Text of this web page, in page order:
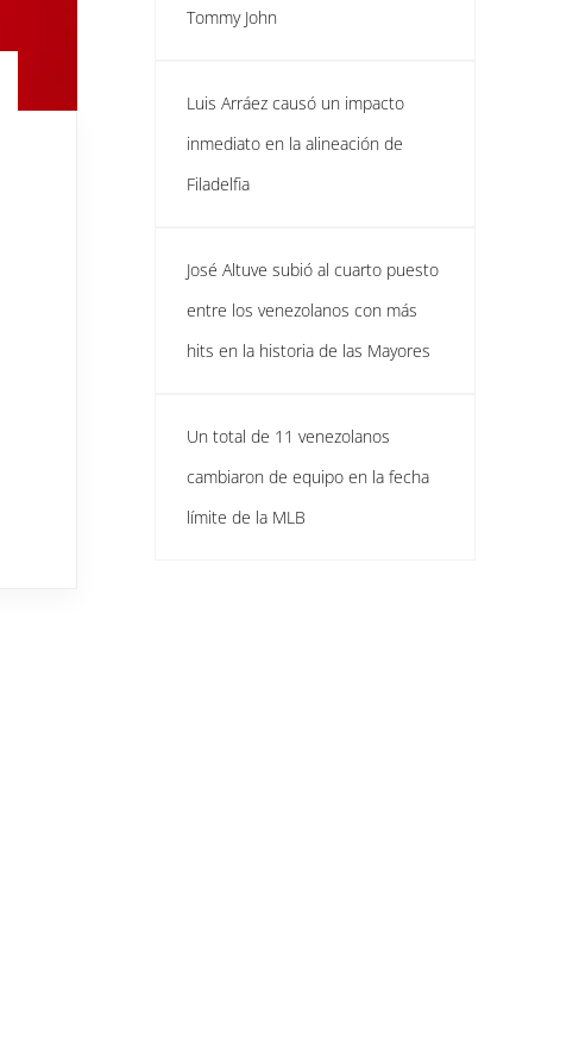
Tommy John
Luis Arráez causó un impacto
inmediato en la alineación de
Filadelfia
José Altuve subió al cuarto puesto
entre los venezolanos con más
hits en la historia de las Mayores
Un total de 11 venezolanos
cambiaron de equipo en la fecha
límite de la MLB